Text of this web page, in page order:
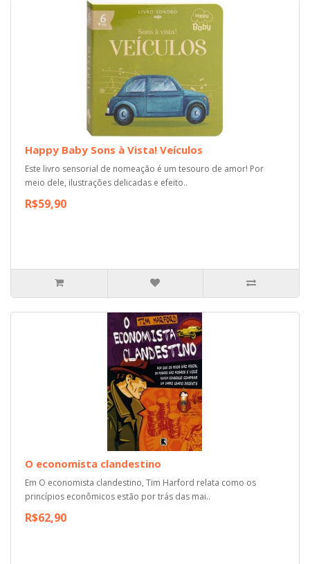
Happy Baby Sons à Vista! Veículos
Este livro sensorial de nomeação é um tesouro de amor! Por
meio dele, ilustrações delicadas e efeito..
R$59,90
O economista clandestino
Em O economista clandestino, Tim Harford relata como os
princípios econômicos estão por trás das mai..
R$62,90